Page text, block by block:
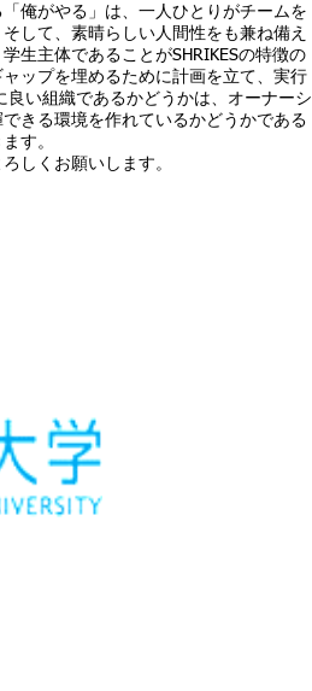
俺がやる」は、一人ひとりがチームを
して、素晴らしい人間性をも兼ね備え
生主体であることがSHRIKESの特徴の
ップを埋めるために計画を立て、実行
い組織であるかどうかは、オーナーシ
きる環境を作れているかどうかである
す。
しくお願いします。